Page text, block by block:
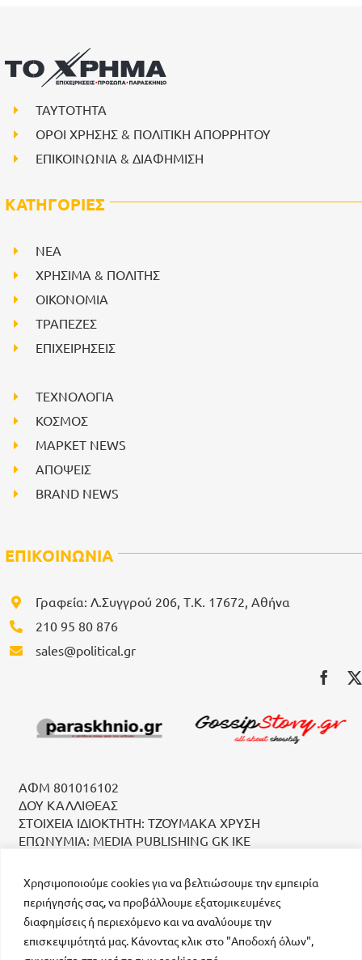
Χρησιμοποιούμε cookies για να βελτιώσουμε την εμπειρία
περιήγησής σας, να προβάλλουμε εξατομικευμένες
διαφημίσεις ή περιεχόμενο και να αναλύουμε την
επισκεψιμότητά μας. Κάνοντας κλικ στο "Αποδοχή όλων",
ΤΑΥΤΟΤΗΤΑ
ΟΡΟΙ ΧΡΗΣΗΣ & ΠΟΛΙΤΙΚΗ ΑΠΟΡΡΗΤΟΥ
ΕΠΙΚΟΙΝΩΝΙΑ & ΔΙΑΦΗΜΙΣΗ
ΚΑΤΗΓΟΡΙΕΣ
NEA
ΧΡΗΣΙΜΑ & ΠΟΛΙΤΗΣ
ΟΙΚΟΝΟΜΙΑ
ΤΡΑΠΕΖΕΣ
ΕΠΙΧΕΙΡΗΣΕΙΣ
ΤΕΧΝΟΛΟΓΙΑ
ΚΟΣΜΟΣ
ΜΑΡΚΕΤ NEWS
ΑΠΟΨΕΙΣ
BRAND NEWS
ΕΠΙΚΟΙΝΩΝΙΑ
Γραφεία: Λ.Συγγρού 206, Τ.Κ. 17672, Αθήνα
210 95 80 876
sales@political.gr
ΑΦΜ 801016102
ΔΟΥ ΚΑΛΛΙΘΕΑΣ
ΣΤΟΙΧΕΙΑ ΙΔΙΟΚΤΗΤΗ: ΤΖΟΥΜΑΚΑ ΧΡΥΣΗ
ΕΠΩΝΥΜΙΑ: MEDIA PUBLISHING GK IKE